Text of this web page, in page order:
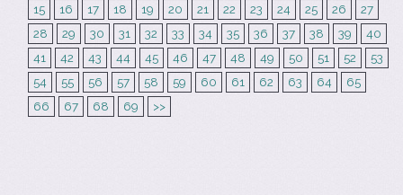
15
16 17 18 19 20 21 22 23 24 25 26
27
28
29 30 31 32 33 34 35 36 37 38 39
40
41
42 43 44 45 46 47 48 49 50 51 52
53
54
55 56 57 58 59 60 61 62 63 64
65
66
67 68 69 >>